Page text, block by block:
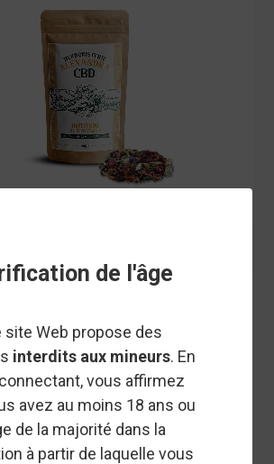
de l'âge
site Web propose des
interdits aux mineurs. En
vous affirmez
avez au moins 18 ans ou
de la majorité dans la
à partir de laquelle vous
CBD ANTI-OXYDANT
pour une infusion anti-oxydante
Bienfaits anti-oxydants et équilibre